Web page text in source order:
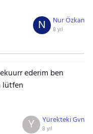
Nur Özkan
8 yıl
N
ederim ben
lütfen
Yürekteki Gvn
8 yıl
Y